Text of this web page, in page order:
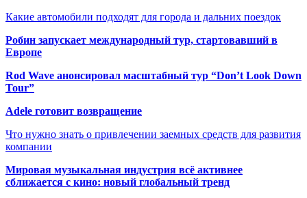
Какие автомобили подходят для города и дальних поездок
Робин запускает международный тур, стартовавший в
Европе
Rod Wave анонсировал масштабный тур “Don’t Look Down
Tour”
Adele готовит возвращение
Что нужно знать о привлечении заемных средств для развития
компании
Мировая музыкальная индустрия всё активнее
сближается с кино: новый глобальный тренд